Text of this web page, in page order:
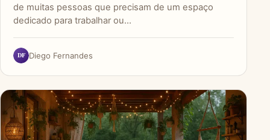
de muitas pessoas que precisam de um espaço
dedicado para trabalhar ou…
DF Diego Fernandes